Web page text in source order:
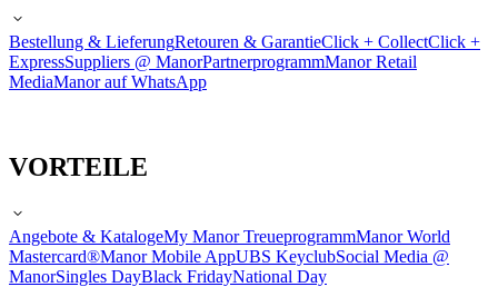
Bestellung & LieferungRetouren & GarantieClick + CollectClick +
ExpressSuppliers @ ManorPartnerprogrammManor Retail
MediaManor auf WhatsApp
VORTEILE
Angebote & KatalogeMy Manor TreueprogrammManor World
Mastercard®Manor Mobile AppUBS KeyclubSocial Media @
ManorSingles DayBlack FridayNational Day